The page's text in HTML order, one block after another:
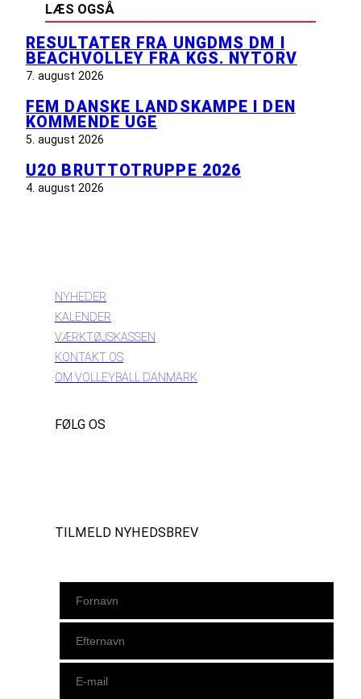
LÆS OGSÅ
RESULTATER FRA UNGDMS DM I
BEACHVOLLEY FRA KGS. NYTORV
7. august 2026
FEM DANSKE LANDSKAMPE I DEN
KOMMENDE UGE
5. august 2026
U20 BRUTTOTRUPPE 2026
4. august 2026
NYHEDER
KALENDER
VÆRKTØJSKASSEN
KONTAKT OS
OM VOLLEYBALL DANMARK
FØLG OS
TILMELD NYHEDSBREV